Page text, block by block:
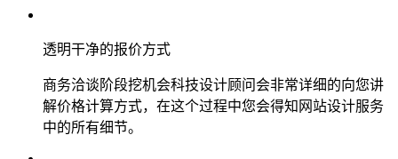
透明干净的报价方式
商务洽谈阶段挖机会科技设计顾问会非常详细的向您讲
解价格计算方式，在这个过程中您会得知网站设计服务
中的所有细节。